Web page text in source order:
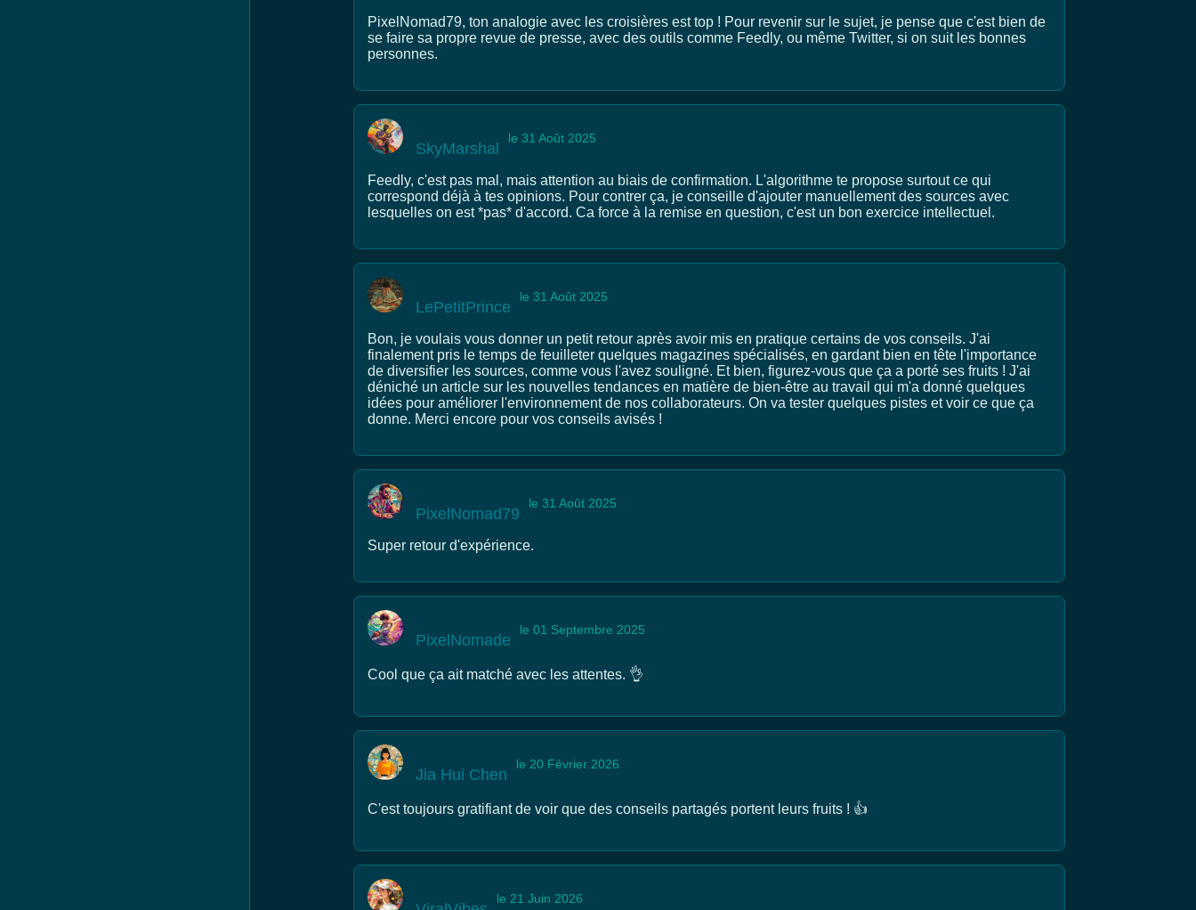
PixelNomad79, ton analogie avec les croisières est top ! Pour revenir sur le sujet, je pense que c'est bien de
se faire sa propre revue de presse, avec des outils comme Feedly, ou même Twitter, si on suit les bonnes
personnes.
SkyMarshal
le 31 Août 2025
Feedly, c'est pas mal, mais attention au biais de confirmation. L'algorithme te propose surtout ce qui
correspond déjà à tes opinions. Pour contrer ça, je conseille d'ajouter manuellement des sources avec
lesquelles on est *pas* d'accord. Ca force à la remise en question, c'est un bon exercice intellectuel.
LePetitPrince
le 31 Août 2025
Bon, je voulais vous donner un petit retour après avoir mis en pratique certains de vos conseils. J'ai
finalement pris le temps de feuilleter quelques magazines spécialisés, en gardant bien en tête l'importance
de diversifier les sources, comme vous l'avez souligné. Et bien, figurez-vous que ça a porté ses fruits ! J'ai
déniché un article sur les nouvelles tendances en matière de bien-être au travail qui m'a donné quelques
idées pour améliorer l'environnement de nos collaborateurs. On va tester quelques pistes et voir ce que ça
donne. Merci encore pour vos conseils avisés !
PixelNomad79
le 31 Août 2025
Super retour d'expérience.
PixelNomade
le 01 Septembre 2025
Cool que ça ait matché avec les attentes. 👌
Jia Hui Chen
le 20 Février 2026
C'est toujours gratifiant de voir que des conseils partagés portent leurs fruits ! 👍
le 21 Juin 2026